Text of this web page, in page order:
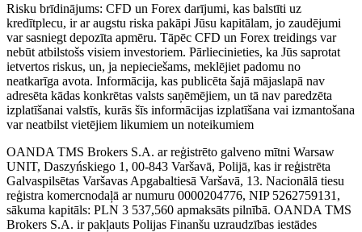
Risku brīdinājums: CFD un Forex darījumi, kas balstīti uz
kredītplecu, ir ar augstu riska pakāpi Jūsu kapitālam, jo zaudējumi
var sasniegt depozīta apmēru. Tāpēc CFD un Forex treidings var
nebūt atbilstošs visiem investoriem. Pārliecinieties, ka Jūs saprotat
ietvertos riskus, un, ja nepieciešams, meklējiet padomu no
neatkarīga avota. Informācija, kas publicēta šajā mājaslapā nav
adresēta kādas konkrētas valsts saņēmējiem, un tā nav paredzēta
izplatīšanai valstīs, kurās šīs informācijas izplatīšana vai izmantošana
var neatbilst vietējiem likumiem un noteikumiem
OANDA TMS Brokers S.A. ar reģistrēto galveno mītni Warsaw
UNIT, Daszyńskiego 1, 00-843 Varšavā, Polijā, kas ir reģistrēta
Galvaspilsētas Varšavas Apgabaltiesā Varšavā, 13. Nacionālā tiesu
reģistra komercnodaļā ar numuru 0000204776, NIP 5262759131,
sākuma kapitāls: PLN 3 537,560 apmaksāts pilnībā. OANDA TMS
Brokers S.A. ir pakļauts Polijas Finanšu uzraudzības iestādes